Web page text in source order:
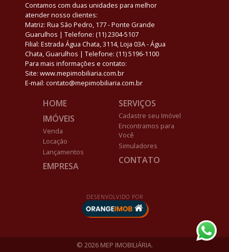
Contamos com duas unidades para melhor
atender nosso clientes:
Matriz: Rua São Pedro, 177 - Ponte Grande
Guarulhos | Telefone: (11) 2304-5107
Filial: Estrada Água Chata, 3114, Loja 03A - Água
Chata, Guarulhos | Telefone: (11) 5196-1100
Para mais informações e contato:
Site: www.mepimobiliaria.com.br
E-mail: contato@mepimobiliaria.com.br
HOME
IMÓVEIS
Venda
Locação
Lançamentos
EMPRESA
SERVIÇOS
Cadastre seu Imóvel
Encontramos para
Você
Simuladores
CONTATO
DESENVOLVIDO POR
© 2026 MEP IMOBILIÁRIA.